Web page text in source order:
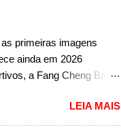
dianteira. Ele passa a
um espaço para a
primeiras imagens
ainda em 2026
a Fang Cheng Bao
lançamento dos modelos
que vai entrar de
LEIA MAIS